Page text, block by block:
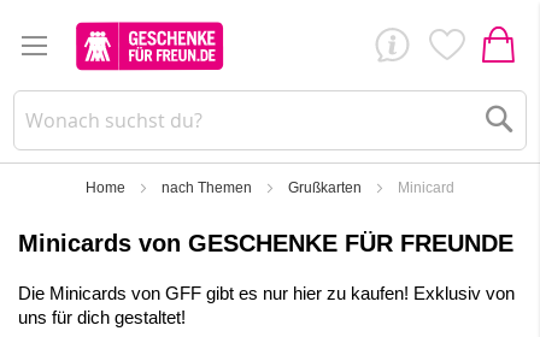
Home nach Themen Grußkarten Minicard
Minicards von GESCHENKE FÜR FREUNDE
Die Minicards von GFF gibt es nur hier zu kaufen! Exklusiv von
uns für dich gestaltet!